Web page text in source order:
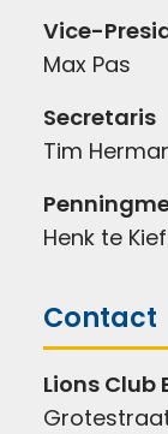
Vice-
Max Pas
Secretaris
Tim
Henk te
Contact
Lions Club
Grotestraat